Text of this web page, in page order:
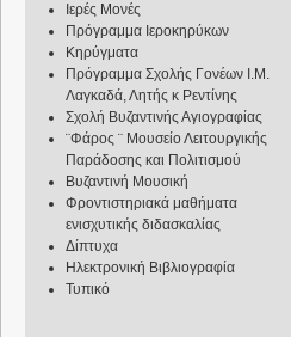
Ιερές Μονές
Πρόγραμμα Ιεροκηρύκων
Κηρύγματα
Πρόγραμμα Σχολής Γονέων Ι.Μ.
Λαγκαδά, Λητής κ Ρεντίνης
Σχολή Βυζαντινής Αγιογραφίας
¨Φάρος ¨ Μουσείο Λειτουργικής
Παράδοσης και Πολιτισμού
Βυζαντινή Μουσική
Φροντιστηριακά μαθήματα
ενισχυτικής διδασκαλίας
Δίπτυχα
Ηλεκτρονική Βιβλιογραφία
Τυπικό